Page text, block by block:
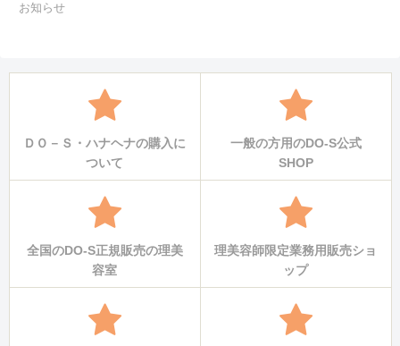
お知らせ
ＤＯ－Ｓ・ハナヘナの購入に
ついて
一般の方用のDO-S公式
SHOP
全国のDO-S正規販売の理美
容室
理美容師限定業務用販売ショ
ップ